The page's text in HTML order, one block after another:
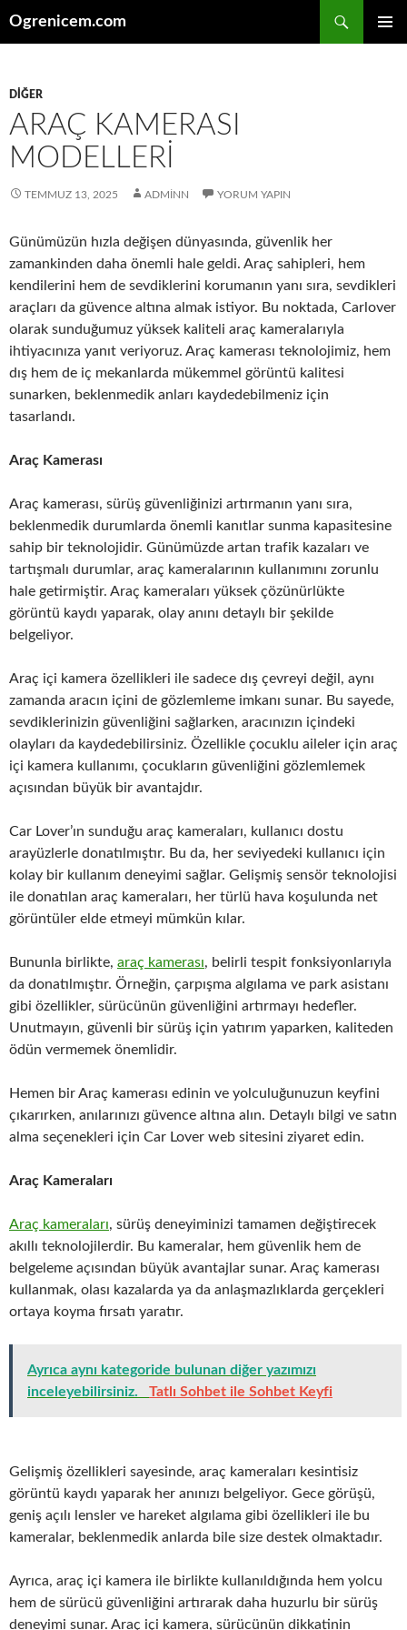
Ogrenicem.com
DIĞER
ARAÇ KAMERASI
MODELLERI
TEMMUZ 13, 2025 ADMINN YORUM YAPIN
Günümüzün hızla değişen dünyasında, güvenlik her
zamankinden daha önemli hale geldi. Araç sahipleri, hem
kendilerini hem de sevdiklerini korumanın yanı sıra, sevdikleri
araçları da güvence altına almak istiyor. Bu noktada, Carlover
olarak sunduğumuz yüksek kaliteli araç kameralarıyla
ihtiyacınıza yanıt veriyoruz. Araç kamerası teknolojimiz, hem
dış hem de iç mekanlarda mükemmel görüntü kalitesi
sunarken, beklenmedik anları kaydedebilmeniz için
tasarlandı.
Araç Kamerası
Araç kamerası, sürüş güvenliğinizi artırmanın yanı sıra,
beklenmedik durumlarda önemli kanıtlar sunma kapasitesine
sahip bir teknolojidir. Günümüzde artan trafik kazaları ve
tartışmalı durumlar, araç kameralarının kullanımını zorunlu
hale getirmiştir. Araç kameraları yüksek çözünürlükte
görüntü kaydı yaparak, olay anını detaylı bir şekilde
belgeliyor.
Araç içi kamera özellikleri ile sadece dış çevreyi değil, aynı
zamanda aracın içini de gözlemleme imkanı sunar. Bu sayede,
sevdiklerinizin güvenliğini sağlarken, aracınızın içindeki
olayları da kaydedebilirsiniz. Özellikle çocuklu aileler için araç
içi kamera kullanımı, çocukların güvenliğini gözlemlemek
açısından büyük bir avantajdır.
Car Lover’ın sunduğu araç kameraları, kullanıcı dostu
arayüzlerle donatılmıştır. Bu da, her seviyedeki kullanıcı için
kolay bir kullanım deneyimi sağlar. Gelişmiş sensör teknolojisi
ile donatılan araç kameraları, her türlü hava koşulunda net
görüntüler elde etmeyi mümkün kılar.
Bununla birlikte, araç kamerası, belirli tespit fonksiyonlarıyla
da donatılmıştır. Örneğin, çarpışma algılama ve park asistanı
gibi özellikler, sürücünün güvenliğini artırmayı hedefler.
Unutmayın, güvenli bir sürüş için yatırım yaparken, kaliteden
ödün vermemek önemlidir.
Hemen bir Araç kamerası edinin ve yolculuğunuzun keyfini
çıkarırken, anılarınızı güvence altına alın. Detaylı bilgi ve satın
alma seçenekleri için Car Lover web sitesini ziyaret edin.
Araç Kameraları
Araç kameraları, sürüş deneyiminizi tamamen değiştirecek
akıllı teknolojilerdir. Bu kameralar, hem güvenlik hem de
belgeleme açısından büyük avantajlar sunar. Araç kamerası
kullanmak, olası kazalarda ya da anlaşmazlıklarda gerçekleri
ortaya koyma fırsatı yaratır.
Ayrıca aynı kategoride bulunan diğer yazımızı
inceleyebilirsiniz.
Tatlı Sohbet ile Sohbet Keyfi
Gelişmiş özellikleri sayesinde, araç kameraları kesintisiz
görüntü kaydı yaparak her anınızı belgeliyor. Gece görüşü,
geniş açılı lensler ve hareket algılama gibi özellikleri ile bu
kameralar, beklenmedik anlarda bile size destek olmaktadır.
Ayrıca, araç içi kamera ile birlikte kullanıldığında hem yolcu
hem de sürücü güvenliğini artırarak daha huzurlu bir sürüş
deneyimi sunar. Araç içi kamera, sürücünün dikkatinin